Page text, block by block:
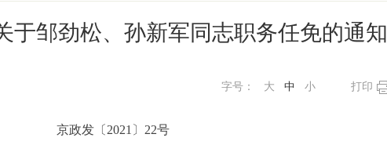
于邹劲松、孙新军同志职务任免的通知
打印
字号： 大 中 小
京政发〔2021〕22号